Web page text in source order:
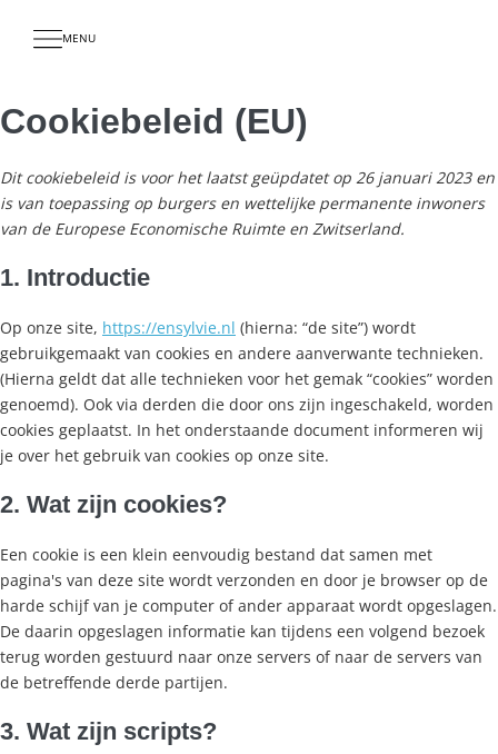
MENU
Cookiebeleid (EU)
Dit cookiebeleid is voor het laatst geüpdatet op 26 januari 2023 en
is van toepassing op burgers en wettelijke permanente inwoners
van de Europese Economische Ruimte en Zwitserland.
1. Introductie
Op onze site, https://ensylvie.nl (hierna: “de site”) wordt
gebruikgemaakt van cookies en andere aanverwante technieken.
(Hierna geldt dat alle technieken voor het gemak “cookies” worden
genoemd). Ook via derden die door ons zijn ingeschakeld, worden
cookies geplaatst. In het onderstaande document informeren wij
je over het gebruik van cookies op onze site.
2. Wat zijn cookies?
Een cookie is een klein eenvoudig bestand dat samen met
pagina's van deze site wordt verzonden en door je browser op de
harde schijf van je computer of ander apparaat wordt opgeslagen.
De daarin opgeslagen informatie kan tijdens een volgend bezoek
terug worden gestuurd naar onze servers of naar de servers van
de betreffende derde partijen.
3. Wat zijn scripts?